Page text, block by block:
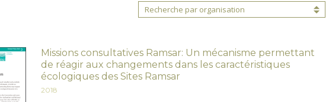
Recherche par organisation
Missions consultatives Ramsar: Un mécanisme permettant
de réagir aux changements dans les caractéristiques
écologiques des Sites Ramsar
2018